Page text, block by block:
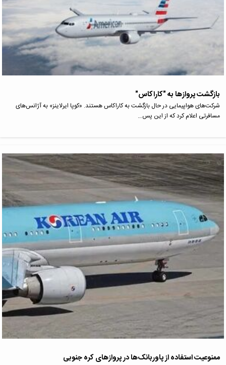
بازگشت پروازها به "کاراکاس"
شرکت‌های هواپیمایی در حال بازگشت به کاراکاس هستند. «کوپا ایرلاینز» به آژانس‌های
مسافرتی اعلام کرد که از این پس…
ممنوعیت استفاده از پاوربانک‌ها در پروازهای کره جنوبی